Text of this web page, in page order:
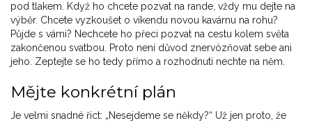
pod tlakem. Když ho chcete pozvat na rande, vždy mu dejte na
výběr. Chcete vyzkoušet o víkendu novou kavárnu na rohu?
Půjde s vámi? Nechcete ho přeci pozvat na cestu kolem světa
zakončenou svatbou. Proto není důvod znervózňovat sebe ani
jeho. Zeptejte se ho tedy přímo a rozhodnutí nechte na něm.
Mějte konkrétní plán
Je velmi snadné říct: „Nesejdeme se někdy?“ Už jen proto, že